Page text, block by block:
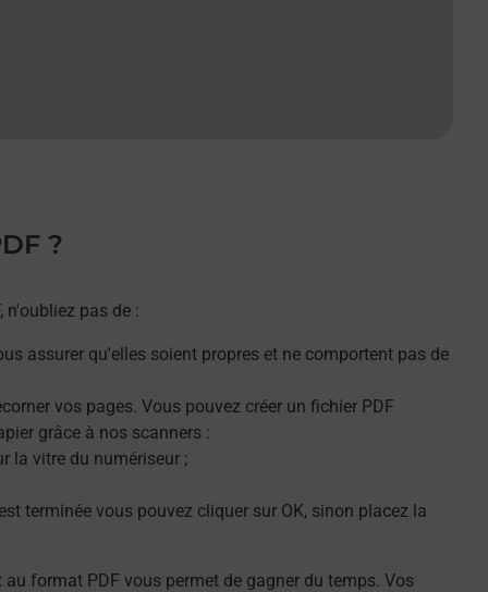
?
n'oubliez pas de :
assurer qu'elles soient propres et ne comportent pas de
vos pages. Vous pouvez créer un fichier PDF
grâce à nos scanners :
la vitre du numériseur ;
terminée vous pouvez cliquer sur OK, sinon placez la
format PDF vous permet de gagner du temps. Vos